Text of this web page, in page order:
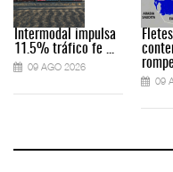
Intermodal impulsa
11.5% tráfico fe ...
09 AGO 2026
09